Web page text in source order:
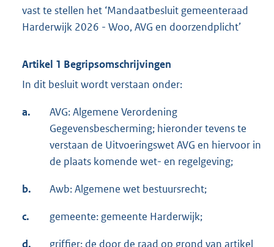
vast te stellen het ‘Mandaatbesluit gemeenteraad
Harderwijk 2026 - Woo, AVG en doorzendplicht’
Artikel 1 Begripsomschrijvingen
In dit besluit wordt verstaan onder:
a.
AVG: Algemene Verordening
Gegevensbescherming; hieronder tevens te
verstaan de Uitvoeringswet AVG en hiervoor in
de plaats komende wet- en regelgeving;
b. Awb: Algemene wet bestuursrecht;
c. gemeente: gemeente Harderwijk;
d.
griffier: de door de raad op grond van artikel